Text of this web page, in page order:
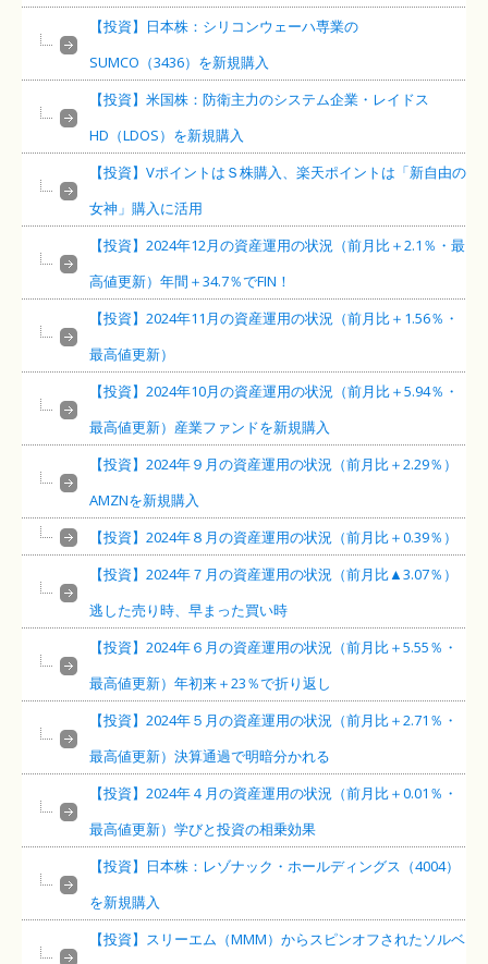
【投資】日本株：シリコンウェーハ専業の
SUMCO（3436）を新規購入
【投資】米国株：防衛主力のシステム企業・レイドス
HD（LDOS）を新規購入
【投資】VポイントはＳ株購入、楽天ポイントは「新自由の
女神」購入に活用
【投資】2024年12月の資産運用の状況（前月比＋2.1％・最
高値更新）年間＋34.7％でFIN！
【投資】2024年11月の資産運用の状況（前月比＋1.56％・
最高値更新）
【投資】2024年10月の資産運用の状況（前月比＋5.94％・
最高値更新）産業ファンドを新規購入
【投資】2024年９月の資産運用の状況（前月比＋2.29％）
AMZNを新規購入
【投資】2024年８月の資産運用の状況（前月比＋0.39％）
【投資】2024年７月の資産運用の状況（前月比▲3.07％）
逃した売り時、早まった買い時
【投資】2024年６月の資産運用の状況（前月比＋5.55％・
最高値更新）年初来＋23％で折り返し
【投資】2024年５月の資産運用の状況（前月比＋2.71％・
最高値更新）決算通過で明暗分かれる
【投資】2024年４月の資産運用の状況（前月比＋0.01％・
最高値更新）学びと投資の相乗効果
【投資】日本株：レゾナック・ホールディングス（4004）
を新規購入
【投資】スリーエム（MMM）からスピンオフされたソルベ